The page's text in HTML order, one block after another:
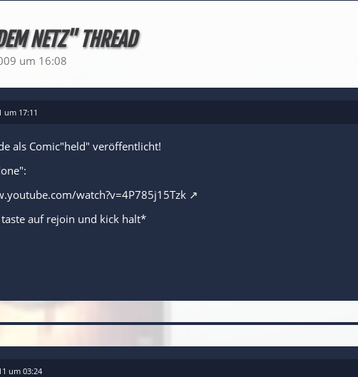
NETZ" THREAD
um 16:08
um 17:11
als Comic"held" veröffentlicht!
watch?v=4P785j15Tzk
auf rejoin und kick halt*
um 03:24